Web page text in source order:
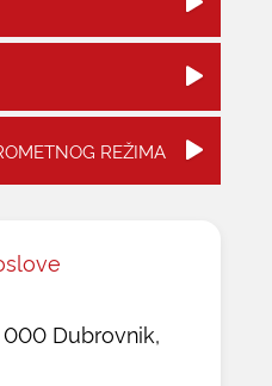
REŽIMA
Dubrovnik,